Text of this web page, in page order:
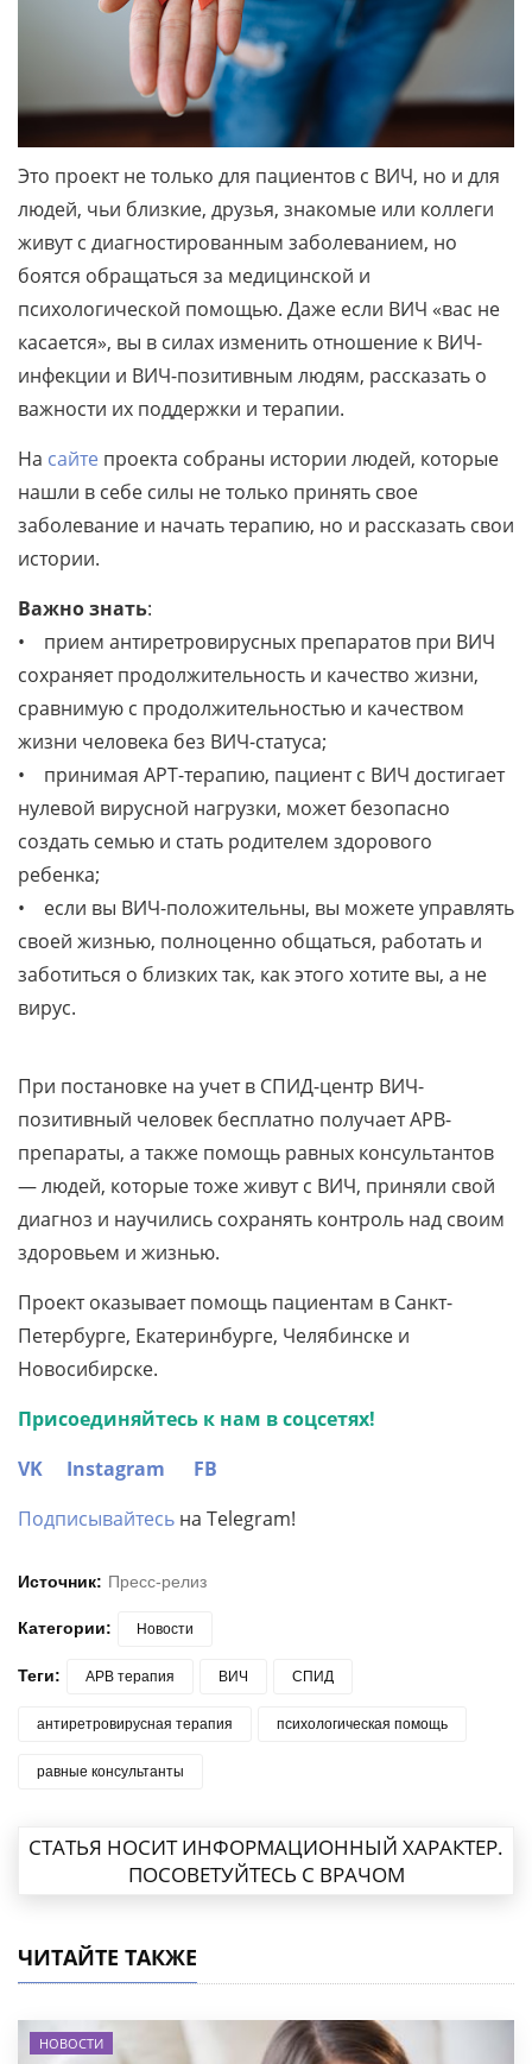
Это проект не только для пациентов с ВИЧ, но и для
людей, чьи близкие, друзья, знакомые или коллеги
живут с диагностированным заболеванием, но
боятся обращаться за медицинской и
психологической помощью. Даже если ВИЧ «вас не
касается», вы в силах изменить отношение к ВИЧ-
инфекции и ВИЧ-позитивным людям, рассказать о
важности их поддержки и терапии.
На сайте проекта собраны истории людей, которые
нашли в себе силы не только принять свое
заболевание и начать терапию, но и рассказать свои
истории.
Важно знать:
• прием антиретровирусных препаратов при ВИЧ
сохраняет продолжительность и качество жизни,
сравнимую с продолжительностью и качеством
жизни человека без ВИЧ-статуса;
• принимая АРТ-терапию, пациент с ВИЧ достигает
нулевой вирусной нагрузки, может безопасно
создать семью и стать родителем здорового
ребенка;
• если вы ВИЧ-положительны, вы можете управлять
своей жизнью, полноценно общаться, работать и
заботиться о близких так, как этого хотите вы, а не
вирус.
При постановке на учет в СПИД-центр ВИЧ-
позитивный человек бесплатно получает АРВ-
препараты, а также помощь равных консультантов
— людей, которые тоже живут с ВИЧ, приняли свой
диагноз и научились сохранять контроль над своим
здоровьем и жизнью.
Проект оказывает помощь пациентам в Санкт-
Петербурге, Екатеринбурге, Челябинске и
Новосибирске.
Присоединяйтесь к нам в соцсетях!
VK
Instagram
FB
Подписывайтесь на Telegram!
Источник: Пресс-релиз
Категории: Новости
Теги: АРВ терапия ВИЧ СПИД
антиретровирусная терапия психологическая помощь
равные консультанты
СТАТЬЯ НОСИТ ИНФОРМАЦИОННЫЙ ХАРАКТЕР.
ПОСОВЕТУЙТЕСЬ С ВРАЧОМ
ЧИТАЙТЕ ТАКЖЕ
НОВОСТИ